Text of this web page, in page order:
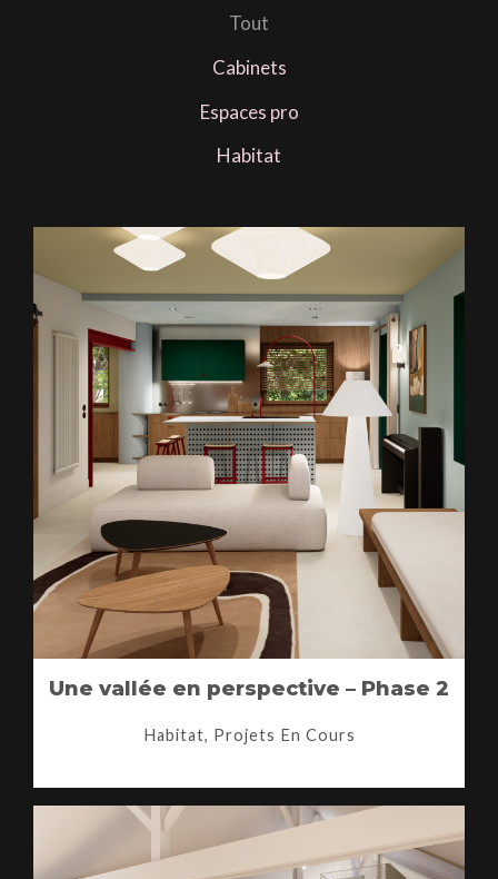
Tout
Cabinets
Espaces pro
Habitat
Une vallée en perspective – Phase 2
Habitat, Projets En Cours